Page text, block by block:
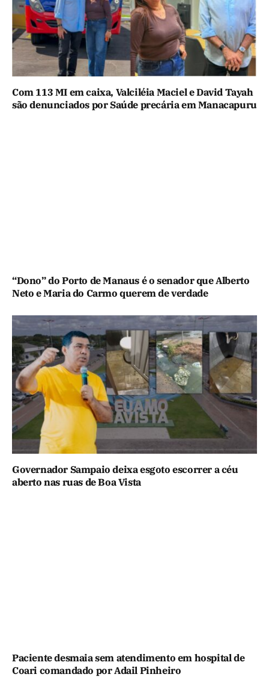
Com 113 MI em caixa, Valciléia Maciel e David Tayah
são denunciados por Saúde precária em Manacapuru
“Dono” do Porto de Manaus é o senador que Alberto
Neto e Maria do Carmo querem de verdade
Governador Sampaio deixa esgoto escorrer a céu
aberto nas ruas de Boa Vista
Paciente desmaia sem atendimento em hospital de
Coari comandado por Adail Pinheiro